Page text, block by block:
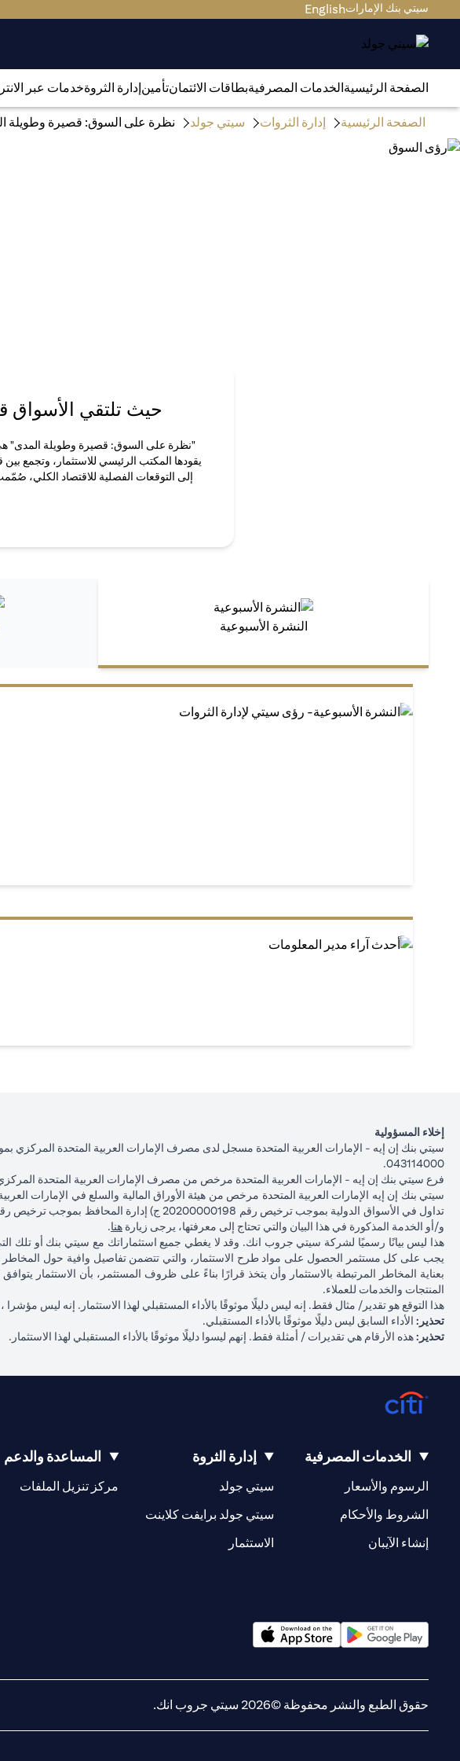
سيتي بنك الإماراتEnglish
الصفحة الرئيسيةالخدمات المصرفيةبطاقات الائتمانتأمينإدارة الثروةخدمات عبر
الصفحة الرئيسية إدارة الثروات سيتي جولد نظرة على السوق: قصيرة وطويلة
حيث تلتقي الأسواق
"نظرة على السوق: قصيرة وطويلة المدى" هي
يقودها المكتب الرئيسي للاستثمار، وتجمع
إلى التوقعات الفصلية للاقتصاد الكلي،
النشرة الأسبوعية
إخلاء المسؤولية
043114000.
فرع سيتي بنك إن إيه - الإمارات العربية المتحدة مرخص من مصرف الإمارات العربية المتحدة
و/أو الخدمة المذكورة في هذا البيان والتي تحتاج إلى معرفتها، يرجى زيارة هنا.
هذا ليس بيانًا رسميًا لشركة سيتي جروب انك. وقد لا يغطي جميع استثماراتك مع سيتي بنك أو
يجب على كل مستثمر الحصول على مواد طرح الاستثمار، والتي تتضمن تفاصيل وافية حول
بعناية المخاطر المرتبطة بالاستثمار وأن يتخذ قرارًا بناءً على ظروف المستثمر، بأن الاستثمار
المنتجات والخدمات للعملاء.
هذا التوقع هو تقدير/ مثال فقط. إنه ليس دليلًا موثوقًا بالأداء المستقبلي لهذا الاستثمار. إنه ليس
تحذير: الأداء السابق ليس دليلًا موثوقًا بالأداء المستقبلي.
تحذير:هذه الأرقام هي تقديرات / أمثلة فقط. إنهم ليسوا دليلًا موثوقًا بالأداء المستقبلي لهذا الاستثمار.
الخدمات المصرفية
الرسوم والأسعار
الشروط والأحكام
إنشاء الآيبان
إدارة الثروة
سيتي جولد
سيتي جولد برايفت كلاينت
الاستثمار
المساعدة والدعم
مركز تنزيل الملفات
حقوق الطبع والنشر محفوظة ©2026 سيتي جروب انك.